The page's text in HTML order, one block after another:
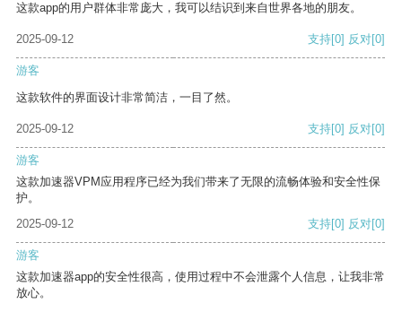
这款app的用户群体非常庞大，我可以结识到来自世界各地的朋友。
2025-09-12 支持[0] 反对[0]
游客
这款软件的界面设计非常简洁，一目了然。
2025-09-12 支持[0] 反对[0]
游客
这款加速器VPM应用程序已经为我们带来了无限的流畅体验和安全性保
护。
2025-09-12
支持[0] 反对[0]
游客
这款加速器app的安全性很高，使用过程中不会泄露个人信息，让我非常
放心。